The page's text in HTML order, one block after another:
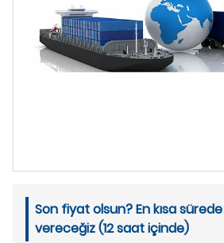
Son fiyat olsun? En kısa
vereceğiz (12 saat içinde)